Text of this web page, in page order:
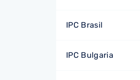
IPC Brasil
IPC Bulgaria